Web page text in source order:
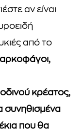
αν είναι
από το
κρέατος,
συνηθισμένα
που θα